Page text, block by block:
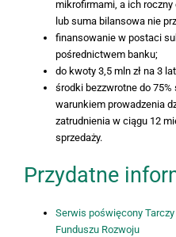
mikrofirmami, a ich roczny
lub suma bilansowa nie
finansowanie w postaci
pośrednictwem banku;
do kwoty 3,5 mln zł na 3
środki bezzwrotne do
warunkiem prowadzenia
zatrudnienia w ciągu 12
sprzedaży.
Przydatne
Serwis poświęcony
Funduszu Rozwoju